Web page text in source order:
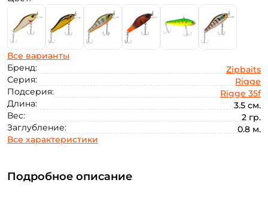
Все варианты
Бренд:
Zipbaits
Серия:
Rigge
Подсерия:
Rigge 35f
Длина:
3.5 см.
Вес:
2 гр.
Заглубление:
0.8 м.
Все характеристики
Подробное описание